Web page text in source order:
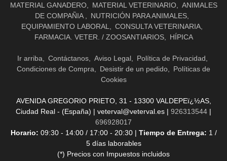
MATERIAL GANADERO
MATERIAL VETERINARIO
ANIMALES
DE COMPAÑIA
NUTRICIÓN PARA ANIMALES
EQUIPAMIENTO LABORAL
CONSULTA VETERINARIA
FARMACIA. VETER. / ZOOSANTIARIOS
HÍPICA
Ir arriba Contáctanos Aviso Legal
Política de Privacidad
Condiciones de Compra
Desistir de un pedido
Políticas de
Cookies
AVENIDA GREGORIO PRIETO, 31 - 13300 VALDEPEï¿½AS,
Ciudad Real - (España) | veterval@veterval.es | 926313544 |
696928017
Horario: 09:30 - 14:00 / 17:00 - 20:30 | Tiempo de Entrega: 1 /
5 días laborables
(*) Precios con Impuestos incluidos